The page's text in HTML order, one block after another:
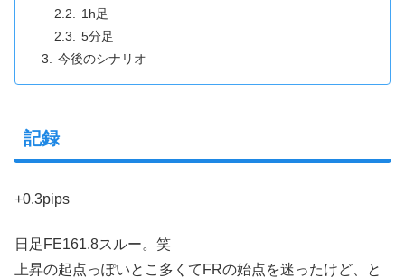
1h足
5分足
今後のシナリオ
記録
+0.3pips
日足FE161.8スルー。笑
上昇の起点っぽいとこ多くてFRの始点を迷ったけど、と